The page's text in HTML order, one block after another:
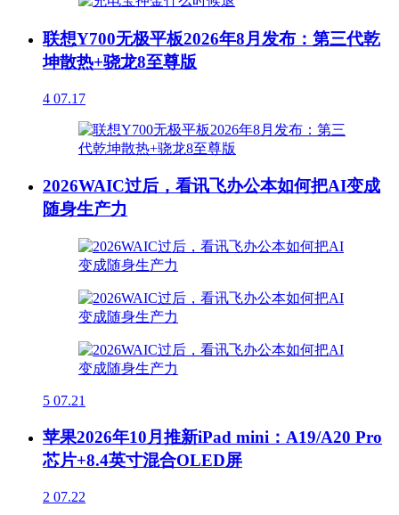
联想Y700无极平板2026年8月发布：第三代乾
坤散热+骁龙8至尊版
4 07.17
2026WAIC过后，看讯飞办公本如何把AI变成
随身生产力
5 07.21
苹果2026年10月推新iPad mini：A19/A20 Pro
芯片+8.4英寸混合OLED屏
2 07.22